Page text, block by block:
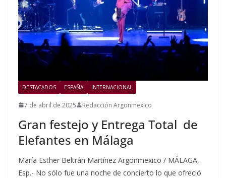
DESTACADOS ESPAÑA INTERNACIONAL
7 de abril de 2025 Redacción Argonmexico
Gran festejo y Entrega Total de
Elefantes en Málaga
María Esther Beltrán Martínez Argonmexico / MÁLAGA,
Esp.- No sólo fue una noche de concierto lo que ofreció